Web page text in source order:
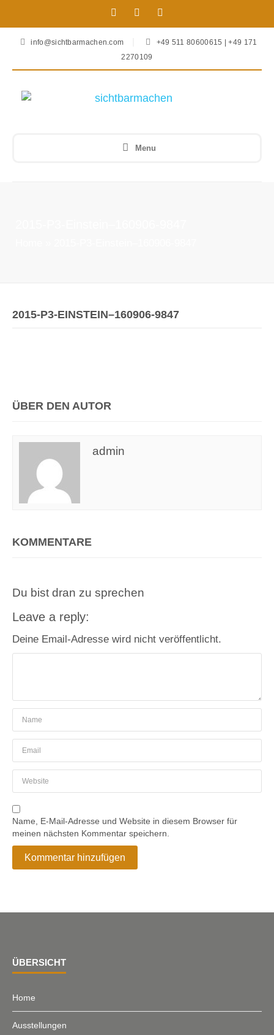
info@sichtbarmachen.com
+49 511 80600615 | +49 171
2270109
Menu
2015-P3-EINSTEIN–160906-9847
ÜBER DEN AUTOR
admin
KOMMENTARE
Du bist dran zu sprechen
Leave a reply:
Deine Email-Adresse wird nicht veröffentlicht.
Name, E-Mail-Adresse und Website in diesem Browser für
meinen nächsten Kommentar speichern.
ÜBERSICHT
Home
Ausstellungen